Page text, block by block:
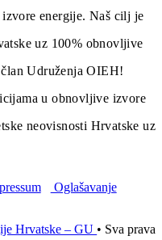
energije. Naš cilj je
uz 100% obnovljive
Udruženja OIEH!
u obnovljive izvore
neovisnosti Hrvatske uz
Oglašavanje
Hrvatske – GU • Sva prava